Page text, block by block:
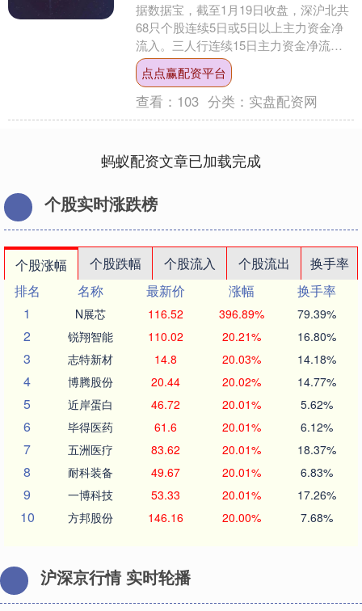
据数据宝，截至1月19日收盘，深沪北共
68只个股连续5日或5日以上主力资金净
流入。三人行连续15日主力资金净流
入，排名第一；锋龙股份等连续13日主
力资金净流入，....
点点赢配资平台
查看： 103 分类： 实盘配资网
蚂蚁配资文章已加载完成
个股实时涨跌榜
个股涨幅 个股跌幅 个股流入 个股流出
换手率
排名
名称 最新价 涨幅
换手率
1
N展芯 116.52 396.89% 79.39%
2 锐翔智能 110.02 20.21% 16.80%
3 志特新材 14.8 20.03% 14.18%
4 博腾股份 20.44 20.02% 14.77%
5 近岸蛋白 46.72 20.01% 5.62%
6 毕得医药 61.6 20.01% 6.12%
7 五洲医疗 83.62 20.01% 18.37%
8 耐科装备 49.67 20.01% 6.83%
9 一博科技 53.33 20.01% 17.26%
10 方邦股份 146.16 20.00% 7.68%
沪深京行情 实时轮播